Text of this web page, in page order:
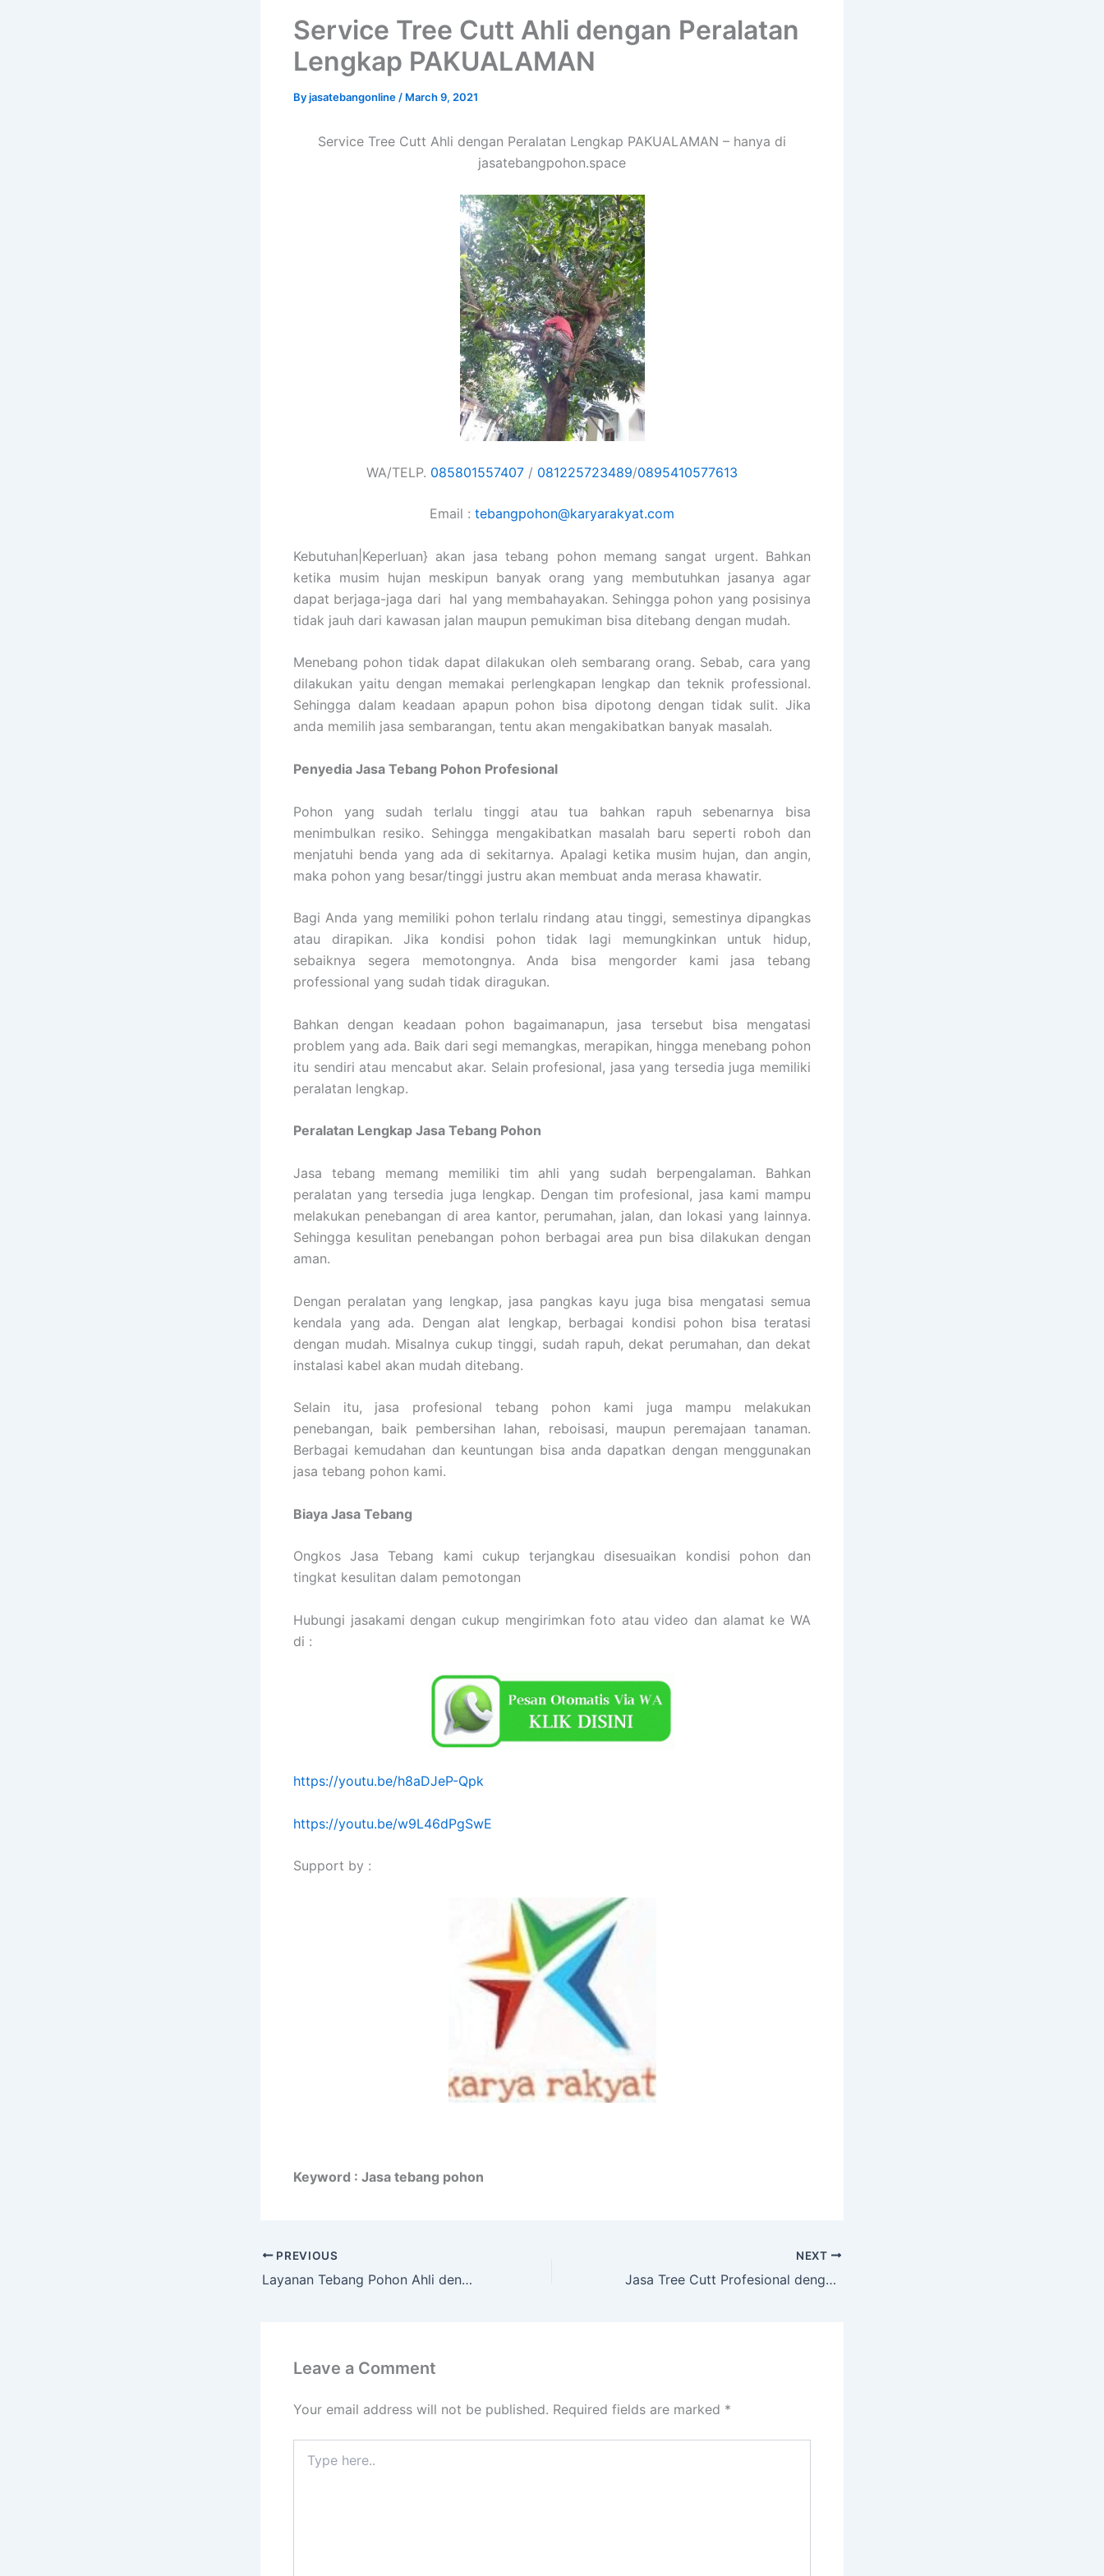
Service Tree Cutt Ahli dengan Peralatan
Lengkap PAKUALAMAN
Byjasatebangonline / March 9, 2021
Service Tree Cutt Ahli dengan Peralatan Lengkap PAKUALAMAN – hanya di
jasatebangpohon.space
WA/TELP. 085801557407 / 081225723489/0895410577613
Email : tebangpohon@karyarakyat.com
Kebutuhan|Keperluan} akan jasa tebang pohon memang sangat urgent. Bahkan
ketika musim hujan meskipun banyak orang yang membutuhkan jasanya agar
dapat berjaga-jaga dari hal yang membahayakan. Sehingga pohon yang posisinya
tidak jauh dari kawasan jalan maupun pemukiman bisa ditebang dengan mudah.
Menebang pohon tidak dapat dilakukan oleh sembarang orang. Sebab, cara yang
dilakukan yaitu dengan memakai perlengkapan lengkap dan teknik professional.
Sehingga dalam keadaan apapun pohon bisa dipotong dengan tidak sulit. Jika
anda memilih jasa sembarangan, tentu akan mengakibatkan banyak masalah.
Penyedia Jasa Tebang Pohon Profesional
Pohon yang sudah terlalu tinggi atau tua bahkan rapuh sebenarnya bisa
menimbulkan resiko. Sehingga mengakibatkan masalah baru seperti roboh dan
menjatuhi benda yang ada di sekitarnya. Apalagi ketika musim hujan, dan angin,
maka pohon yang besar/tinggi justru akan membuat anda merasa khawatir.
Bagi Anda yang memiliki pohon terlalu rindang atau tinggi, semestinya dipangkas
atau dirapikan. Jika kondisi pohon tidak lagi memungkinkan untuk hidup,
sebaiknya segera memotongnya. Anda bisa mengorder kami jasa tebang
professional yang sudah tidak diragukan.
Bahkan dengan keadaan pohon bagaimanapun, jasa tersebut bisa mengatasi
problem yang ada. Baik dari segi memangkas, merapikan, hingga menebang pohon
itu sendiri atau mencabut akar. Selain profesional, jasa yang tersedia juga memiliki
peralatan lengkap.
Peralatan Lengkap Jasa Tebang Pohon
Jasa tebang memang memiliki tim ahli yang sudah berpengalaman. Bahkan
peralatan yang tersedia juga lengkap. Dengan tim profesional, jasa kami mampu
melakukan penebangan di area kantor, perumahan, jalan, dan lokasi yang lainnya.
Sehingga kesulitan penebangan pohon berbagai area pun bisa dilakukan dengan
aman.
Dengan peralatan yang lengkap, jasa pangkas kayu juga bisa mengatasi semua
kendala yang ada. Dengan alat lengkap, berbagai kondisi pohon bisa teratasi
dengan mudah. Misalnya cukup tinggi, sudah rapuh, dekat perumahan, dan dekat
instalasi kabel akan mudah ditebang.
Selain itu, jasa profesional tebang pohon kami juga mampu melakukan
penebangan, baik pembersihan lahan, reboisasi, maupun peremajaan tanaman.
Berbagai kemudahan dan keuntungan bisa anda dapatkan dengan menggunakan
jasa tebang pohon kami.
Biaya Jasa Tebang
Ongkos Jasa Tebang kami cukup terjangkau disesuaikan kondisi pohon dan
tingkat kesulitan dalam pemotongan
Hubungi jasakami dengan cukup mengirimkan foto atau video dan alamat ke WA
di :
https://youtu.be/h8aDJeP-Qpk
https://youtu.be/w9L46dPgSwE
Support by :
Keyword : Jasa tebang pohon
PREVIOUS
Layanan Tebang Pohon Ahli dengan Peralatan Lengkap di Karang Rejo Balipapan Kal. Tim.
NEXT
Jasa Tree Cutt Profesional dengan Alat Lengkap TEMPEL
Leave a Comment
Your email address will not be published. Required fields are marked *
here..